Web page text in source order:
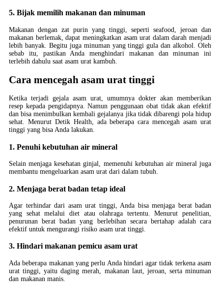
5. Bijak memilih makanan dan minuman
Makanan dengan zat purin yang tinggi, seperti seafood, jeroan dan
makanan berlemak, dapat meningkatkan asam urat dalam darah menjadi
lebih banyak. Begitu juga minuman yang tinggi gula dan alkohol. Oleh
sebab itu, pastikan Anda menghindari makanan dan minuman ini
terlebih dahulu saat asam urat kambuh.
Cara mencegah asam urat tinggi
Ketika terjadi gejala asam urat, umumnya dokter akan memberikan
resep kepada pengidapnya. Namun penggunaan obat tidak akan efektif
dan bisa menimbulkan kembali gejalanya jika tidak dibarengi pola hidup
sehat. Menurut Detik Health, ada beberapa cara mencegah asam urat
tinggi yang bisa Anda lakukan.
1. Penuhi kebutuhan air mineral
Selain menjaga kesehatan ginjal, memenuhi kebutuhan air mineral juga
membantu mengeluarkan asam urat dari dalam tubuh.
2. Menjaga berat badan tetap ideal
Agar terhindar dari asam urat tinggi, Anda bisa menjaga berat badan
yang sehat melalui diet atau olahraga tertentu. Menurut penelitian,
penurunan berat badan yang berlebihan secara bertahap adalah cara
efektif untuk mengurangi risiko asam urat tinggi.
3. Hindari makanan pemicu asam urat
Ada beberapa makanan yang perlu Anda hindari agar tidak terkena asam
urat tinggi, yaitu daging merah, makanan laut, jeroan, serta minuman
dan makanan manis.